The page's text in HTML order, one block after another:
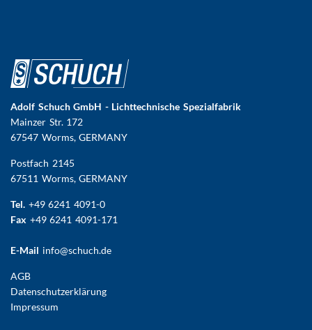
Adolf Schuch GmbH - Lichttechnische Spezialfabrik
Mainzer Str. 172
67547 Worms, GERMANY
Postfach 2145
67511 Worms, GERMANY
Tel. +49 6241 4091-0
Fax +49 6241 4091-171
E-Mail info@schuch.de
FUSSBEREICHSMENÜ
AGB
Datenschutzerklärung
Impressum